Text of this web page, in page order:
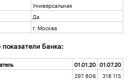
Универсальная
Да
г. Москва
Банка:
01.01.20 01.07.20
297 806
318 115